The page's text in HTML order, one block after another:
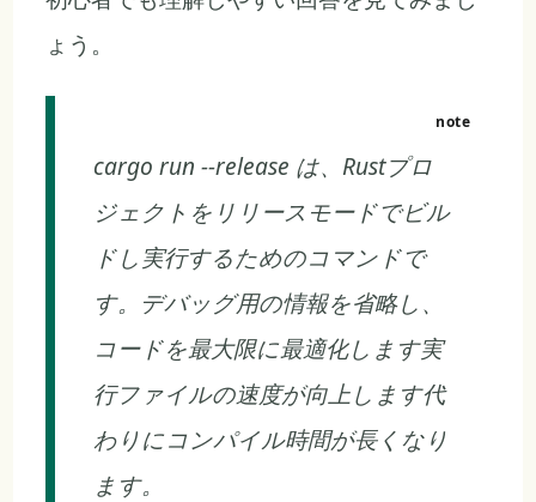
ょう。
cargo run --release は、Rustプロ
ジェクトをリリースモードでビル
ドし実行するためのコマンドで
す。デバッグ用の情報を省略し、
コードを最大限に最適化します実
行ファイルの速度が向上します代
わりにコンパイル時間が長くなり
ます。